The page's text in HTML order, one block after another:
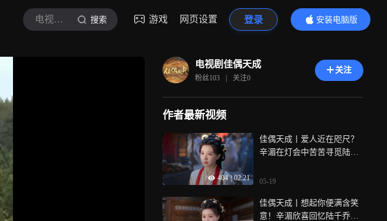
电视剧佳偶天成 搜索 游戏 网页设置 登录
安装电脑版
内容更精彩
电视剧佳偶天成
粉丝103 | 关注0
关注
作者最新视频
404 | 02:21
佳偶天成丨爱人近在咫尺？
辛湄在灯会中苦苦寻觅陆千
05-19
佳偶天成丨想起你便满含笑
意！辛湄欣喜回忆陆千乔一